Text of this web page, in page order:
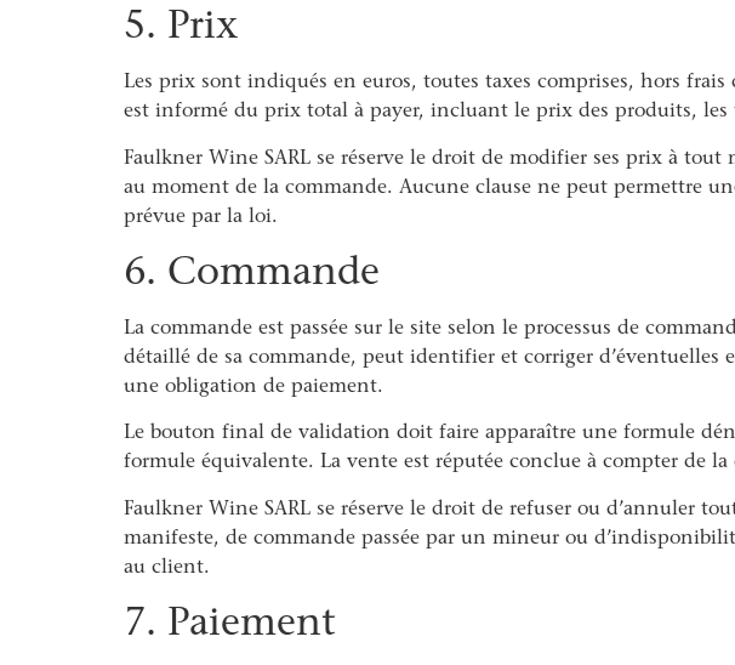
5. Prix
Les prix sont indiqués en euros, toutes taxes comprises, hors
est informé du prix total à payer, incluant le prix des produits, les
Faulkner Wine SARL se réserve le droit de modifier ses prix à
au moment de la commande. Aucune clause ne peut permettre
prévue par la loi.
6. Commande
La commande est passée sur le site selon le processus de
détaillé de sa commande, peut identifier et corriger
une obligation de paiement.
Le bouton final de validation doit faire apparaître une formule
formule équivalente. La vente est réputée conclue à compter de
Faulkner Wine SARL se réserve le droit de refuser ou d’annuler
manifeste, de commande passée par un mineur ou
au client.
7. Paiement